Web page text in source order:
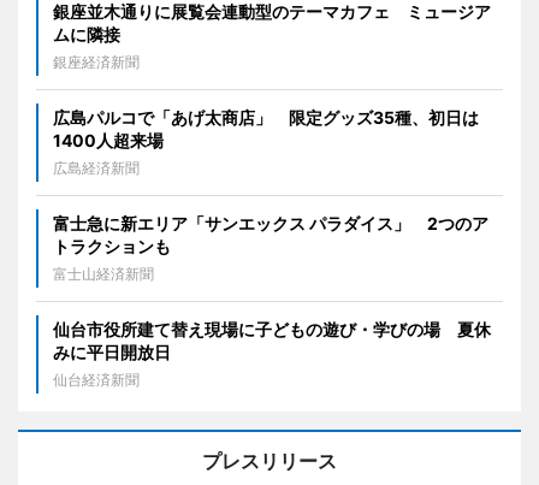
銀座並木通りに展覧会連動型のテーマカフェ ミュージア
ムに隣接
銀座経済新聞
広島パルコで「あげ太商店」 限定グッズ35種、初日は
1400人超来場
広島経済新聞
富士急に新エリア「サンエックス パラダイス」 2つのア
トラクションも
富士山経済新聞
仙台市役所建て替え現場に子どもの遊び・学びの場 夏休
みに平日開放日
仙台経済新聞
プレスリリース